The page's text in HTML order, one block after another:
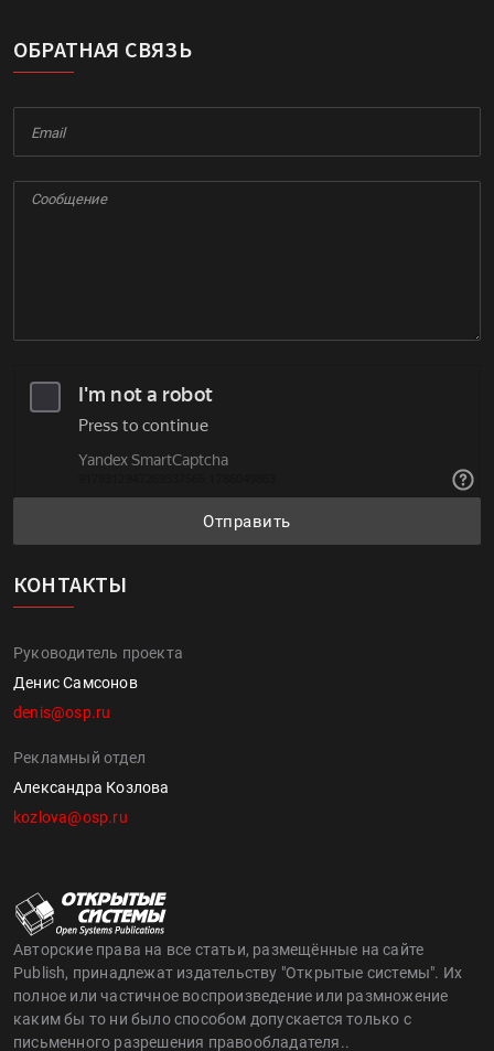
ОБРАТНАЯ СВЯЗЬ
Отправить
КОНТАКТЫ
Руководитель проекта
Денис Самсонов
denis@osp.ru
Рекламный отдел
Александра Козлова
kozlova@osp.ru
Авторские права на все статьи, размещённые на сайте
Publish, принадлежат издательству "Открытые системы". Их
полное или частичное воспроизведение или размножение
каким бы то ни было способом допускается только с
письменного разрешения правообладателя..